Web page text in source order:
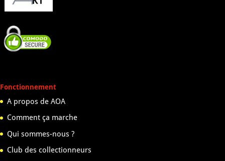
Fonctionnement
A propos de AOA
Comment ça marche
Qui sommes-nous ?
Club des collectionneurs